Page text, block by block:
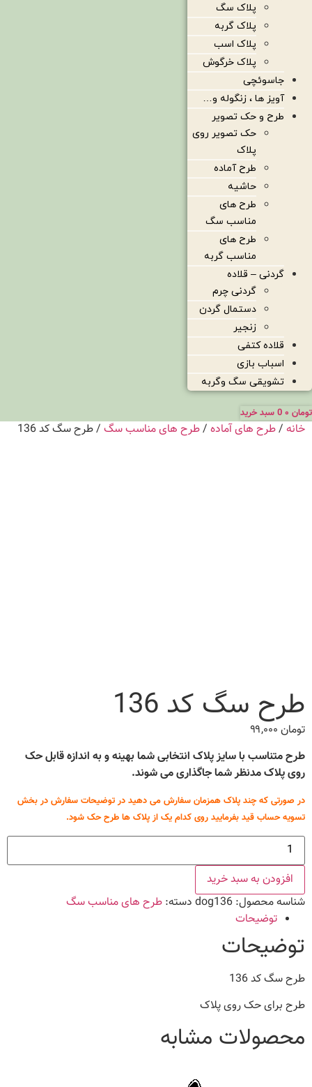
پلاک سگ
پلاک گربه
پلاک اسب
پلاک خرگوش
جاسوئچی
آویز ها ، زنگوله و…
طرح و حک تصویر
حک تصویر روی
پلاک
طرح آماده
حاشیه
طرح های
مناسب سگ
طرح های
مناسب گربه
گردنی – قلاده
گردنی چرم
دستمال گردن
زنجیر
قلاده کتفی
اسباب بازی
تشویقی سگ وگربه
تومان 0 سبد خرید
خانه /طرح های آماده /طرح های مناسب سگ / طرح سگ کد 136
طرح سگ کد 136
تومان
طرح متناسب با سایز پلاک انتخابی شما بهینه و به اندازه قابل حک
روی پلاک مدنظر شما جاگذاری می شوند.
در صورتی که چند پلاک همزمان سفارش می دهید در توضیحات سفارش در بخش
تسویه حساب قید بفرمایید روی کدام یک از پلاک ها طرح حک شود.
طرح
سگ
کد
136
عددافزودن به سبد خرید
شناسه محصول: dog136 دسته: طرح های مناسب سگ
توضیحات
توضیحات
طرح سگ کد 136
طرح برای حک روی پلاک
محصولات مشابه